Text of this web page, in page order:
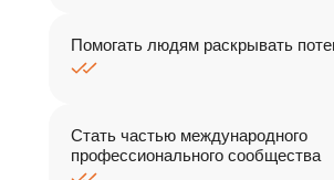
Помогать людям раскрывать
Стать частью международного
профессионального сообщества